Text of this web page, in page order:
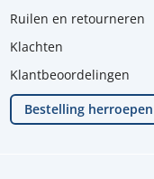
Ruilen en retourneren
Klachten
Klantbeoordelingen
Bestelling herroepen